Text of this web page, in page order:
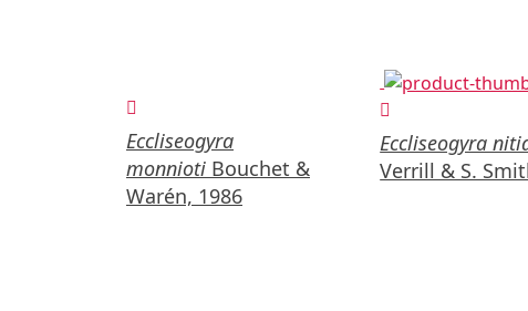
Eccliseogyra
monnioti Bouchet &
Warén, 1986
Eccliseogyra
Verrill & S.